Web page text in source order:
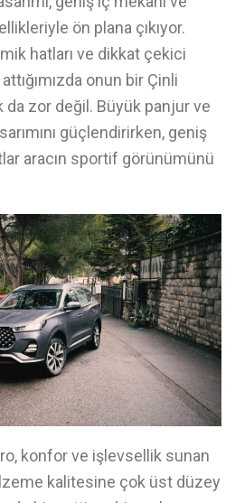
ön plana çıkıyor.
hatları ve dikkat çekici
onun bir Çinli
zor değil. Büyük panjur ve
güçlendirirken, geniş
aracın sportif görünümünü
konfor ve işlevsellik sunan
kalitesine çok üst düzey